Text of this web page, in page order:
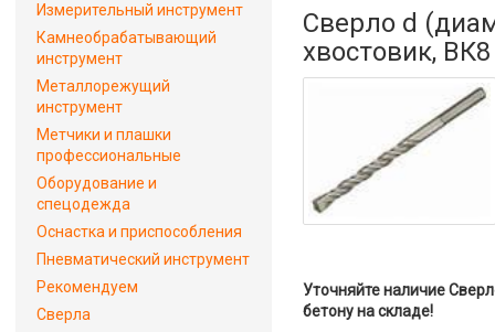
Сверло d
хвостовик,
Уточняйте наличие
бетону на складе!
Измерительный инструмент
Камнеобрабатывающий
инструмент
Металлорежущий
инструмент
Метчики и плашки
профессиональные
Оборудование и
спецодежда
Оснастка и приспособления
Пневматический инструмент
Рекомендуем
Сверла